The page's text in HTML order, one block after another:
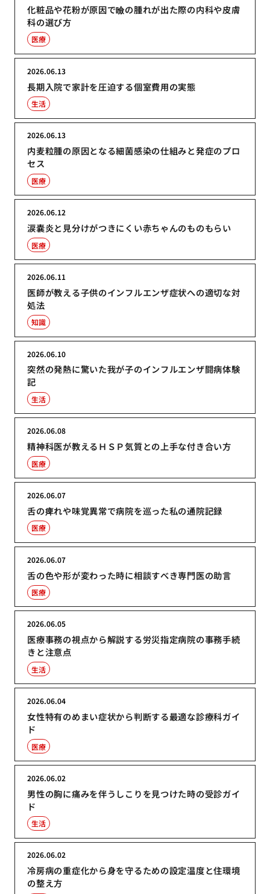
化粧品や花粉が原因で瞼の腫れが出た際の内科や皮膚
科の選び方
医療
長期入院で家計を圧迫する個室費用の実態
2026.06.13
生活
内麦粒腫の原因となる細菌感染の仕組みと発症のプロ
セス
2026.06.13
医療
涙嚢炎と見分けがつきにくい赤ちゃんのものもらい
2026.06.12
医療
医師が教える子供のインフルエンザ症状への適切な対
処法
2026.06.11
知識
突然の発熱に驚いた我が子のインフルエンザ闘病体験
記
2026.06.10
生活
精神科医が教えるＨＳＰ気質との上手な付き合い方
2026.06.08
医療
舌の痺れや味覚異常で病院を巡った私の通院記録
2026.06.07
医療
舌の色や形が変わった時に相談すべき専門医の助言
2026.06.07
医療
医療事務の視点から解説する労災指定病院の事務手続
きと注意点
2026.06.05
生活
女性特有のめまい症状から判断する最適な診療科ガイ
ド
2026.06.04
医療
男性の胸に痛みを伴うしこりを見つけた時の受診ガイ
ド
2026.06.02
生活
冷房病の重症化から身を守るための設定温度と住環境
の整え方
2026.06.02